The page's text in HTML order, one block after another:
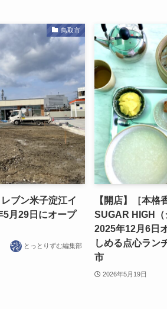
鳥取市
ブン米子淀江イ
5月29日にオープ
とっとりずむ編集部
【開店】［本格
SUGAR HIGH（
2025年12月6日
しめる点心ラン
市
2026年5月19日